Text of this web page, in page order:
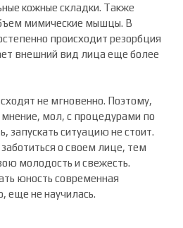
кожные складки. Также
мимические мышцы. В
происходит резорбция
внешний вид лица еще более
не мгновенно. Поэтому,
мол, с процедурами по
запускать ситуацию не стоит.
о своем лице, тем
молодость и свежесть.
юность современная
еще не научилась.